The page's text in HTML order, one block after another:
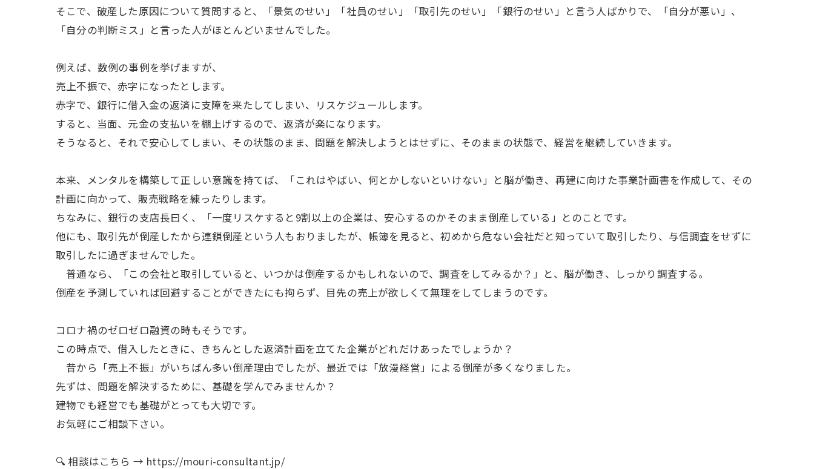
そこで、破産した原因について質問すると、「景気のせい」「社員のせい」「取引先のせい」「銀行のせい」と言う人ばかりで、「自分が悪い」、
「自分の判断ミス」と言った人がほとんどいませんでした。
例えば、数例の事例を挙げますが、
売上不振で、赤字になったとします。
赤字で、銀行に借入金の返済に支障を来たしてしまい、リスケジュールします。
すると、当面、元金の支払いを棚上げするので、返済が楽になります。
そうなると、それで安心してしまい、その状態のまま、問題を解決しようとはせずに、そのままの状態で、経営を継続していきます。
本来、メンタルを構築して正しい意識を持てば、「これはやばい、何とかしないといけない」と脳が働き、再建に向けた事業計画書を作成して、その
計画に向かって、販売戦略を練ったりします。
ちなみに、銀行の支店長曰く、「一度リスケすると9割以上の企業は、安心するのかそのまま倒産している」とのことです。
他にも、取引先が倒産したから連鎖倒産という人もおりましたが、帳簿を見ると、初めから危ない会社だと知っていて取引したり、与信調査をせずに
取引したに過ぎませんでした。
普通なら、「この会社と取引していると、いつかは倒産するかもしれないので、調査をしてみるか？」と、脳が働き、しっかり調査する。
倒産を予測していれば回避することができたにも拘らず、目先の売上が欲しくて無理をしてしまうのです。
コロナ禍のゼロゼロ融資の時もそうです。
この時点で、借入したときに、きちんとした返済計画を立てた企業がどれだけあったでしょうか？
昔から「売上不振」がいちばん多い倒産理由でしたが、最近では「放漫経営」による倒産が多くなりました。
先ずは、問題を解決するために、基礎を学んでみませんか？
建物でも経営でも基礎がとっても大切です。
お気軽にご相談下さい。
🔍 相談はこちら → https://mouri-consultant.jp/